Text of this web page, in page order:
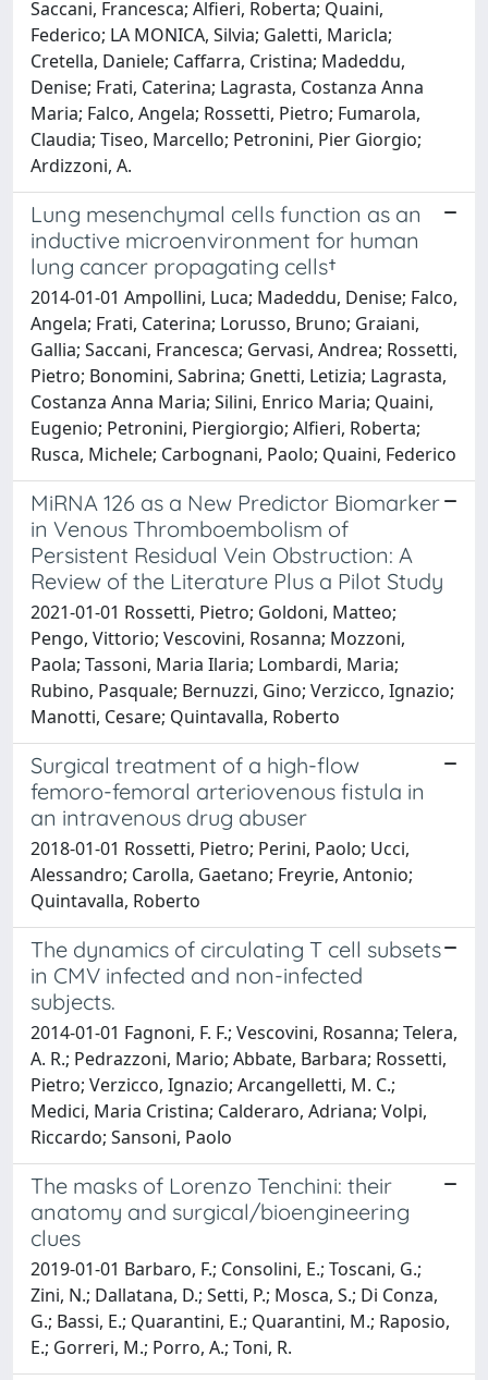
Saccani, Francesca; Alfieri, Roberta; Quaini,
Federico; LA MONICA, Silvia; Galetti, Maricla;
Cretella, Daniele; Caffarra, Cristina; Madeddu,
Denise; Frati, Caterina; Lagrasta, Costanza Anna
Maria; Falco, Angela; Rossetti, Pietro; Fumarola,
Claudia; Tiseo, Marcello; Petronini, Pier Giorgio;
Ardizzoni, A.
Lung mesenchymal cells function as an
inductive microenvironment for human
lung cancer propagating cells†
2014-01-01 Ampollini, Luca; Madeddu, Denise; Falco,
Angela; Frati, Caterina; Lorusso, Bruno; Graiani,
Gallia; Saccani, Francesca; Gervasi, Andrea; Rossetti,
Pietro; Bonomini, Sabrina; Gnetti, Letizia; Lagrasta,
Costanza Anna Maria; Silini, Enrico Maria; Quaini,
Eugenio; Petronini, Piergiorgio; Alfieri, Roberta;
Rusca, Michele; Carbognani, Paolo; Quaini, Federico
MiRNA 126 as a New Predictor Biomarker
in Venous Thromboembolism of
Persistent Residual Vein Obstruction: A
Review of the Literature Plus a Pilot Study
2021-01-01 Rossetti, Pietro; Goldoni, Matteo;
Pengo, Vittorio; Vescovini, Rosanna; Mozzoni,
Paola; Tassoni, Maria Ilaria; Lombardi, Maria;
Rubino, Pasquale; Bernuzzi, Gino; Verzicco, Ignazio;
Manotti, Cesare; Quintavalla, Roberto
Surgical treatment of a high-flow
femoro-femoral arteriovenous fistula in
an intravenous drug abuser
2018-01-01 Rossetti, Pietro; Perini, Paolo; Ucci,
Alessandro; Carolla, Gaetano; Freyrie, Antonio;
Quintavalla, Roberto
The dynamics of circulating T cell subsets
in CMV infected and non-infected
subjects.
2014-01-01 Fagnoni, F. F.; Vescovini, Rosanna; Telera,
A. R.; Pedrazzoni, Mario; Abbate, Barbara; Rossetti,
Pietro; Verzicco, Ignazio; Arcangelletti, M. C.;
Medici, Maria Cristina; Calderaro, Adriana; Volpi,
Riccardo; Sansoni, Paolo
The masks of Lorenzo Tenchini: their
anatomy and surgical/bioengineering
clues
2019-01-01 Barbaro, F.; Consolini, E.; Toscani, G.;
Zini, N.; Dallatana, D.; Setti, P.; Mosca, S.; Di Conza,
G.; Bassi, E.; Quarantini, E.; Quarantini, M.; Raposio,
E.; Gorreri, M.; Porro, A.; Toni, R.